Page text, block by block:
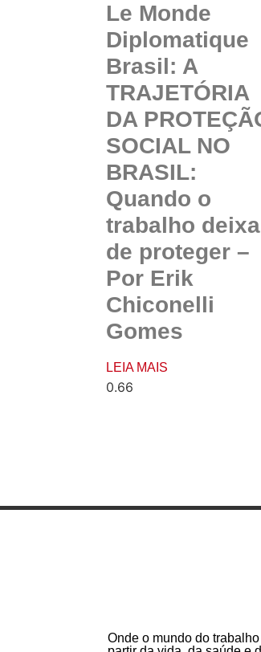
Le Monde
Diplomatique
Brasil: A
TRAJETÓRIA
DA
SOCIAL NO
BRASIL:
Quando o
trabalho deixa
de proteger –
Por Erik
Chiconelli
Gomes
LEIA MAIS
Onde o mundo do